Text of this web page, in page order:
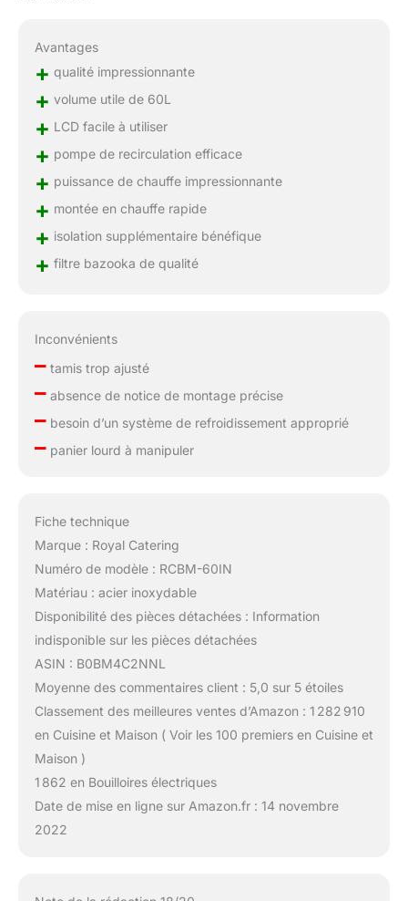
Avantages
+ qualité impressionnante
+ volume utile de 60L
+ LCD facile à utiliser
+ pompe de recirculation efficace
+ puissance de chauffe impressionnante
+ montée en chauffe rapide
+ isolation supplémentaire bénéfique
+ filtre bazooka de qualité
Inconvénients
–tamis trop ajusté
–absence de notice de montage précise
–besoin d’un système de refroidissement approprié
–panier lourd à manipuler
Fiche technique
Marque : Royal Catering
Numéro de modèle : RCBM-60IN
Matériau : acier inoxydable
Disponibilité des pièces détachées : Information
indisponible sur les pièces détachées
ASIN : B0BM4C2NNL
Moyenne des commentaires client : 5,0 sur 5 étoiles
Classement des meilleures ventes d’Amazon : 1 282 910
en Cuisine et Maison ( Voir les 100 premiers en Cuisine et
Maison )
1 862 en Bouilloires électriques
Date de mise en ligne sur Amazon.fr : 14 novembre
2022